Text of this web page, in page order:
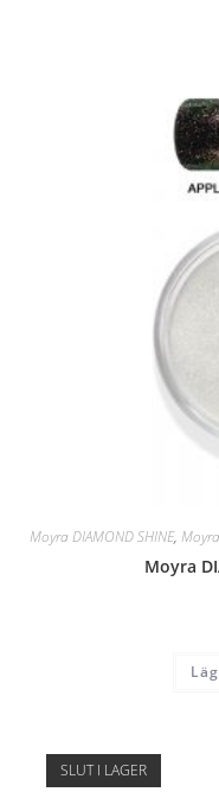
Moyra DIAMOND SHINE,
Moyra
SLUT I LAGER